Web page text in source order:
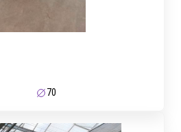
70